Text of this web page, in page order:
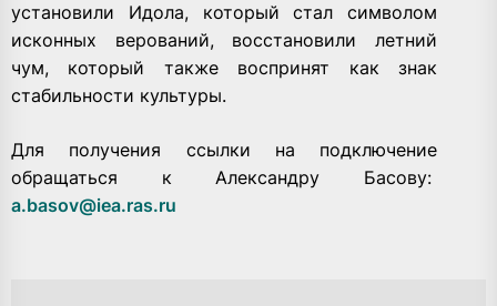
установили Идола, который стал символом
исконных верований, восстановили летний
чум, который также воспринят как знак
стабильности культуры.
Для получения ссылки на подключение
обращаться к Александру Басову:
a.basov@iea.ras.ru